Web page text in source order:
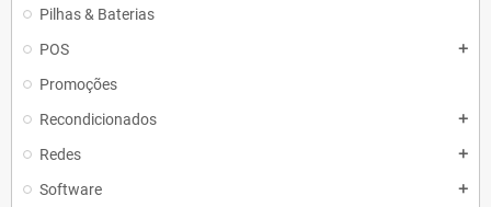
Pilhas & Baterias
POS
add
Promoções
Recondicionados
add
Redes add
Software add